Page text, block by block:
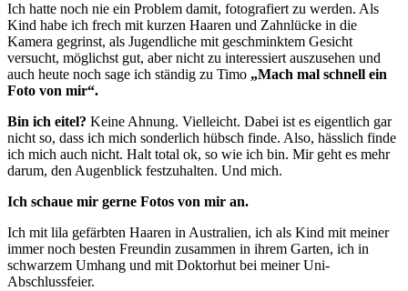
Ich hatte noch nie ein Problem damit, fotografiert zu werden. Als
Kind habe ich frech mit kurzen Haaren und Zahnlücke in die
Kamera gegrinst, als Jugendliche mit geschminktem Gesicht
versucht, möglichst gut, aber nicht zu interessiert auszusehen und
auch heute noch sage ich ständig zu Timo „Mach mal schnell ein
Foto von mir“.
Bin ich eitel? Keine Ahnung. Vielleicht. Dabei ist es eigentlich gar
nicht so, dass ich mich sonderlich hübsch finde. Also, hässlich finde
ich mich auch nicht. Halt total ok, so wie ich bin. Mir geht es mehr
darum, den Augenblick festzuhalten. Und mich.
Ich schaue mir gerne Fotos von mir an.
Ich mit lila gefärbten Haaren in Australien, ich als Kind mit meiner
immer noch besten Freundin zusammen in ihrem Garten, ich in
schwarzem Umhang und mit Doktorhut bei meiner Uni-
Abschlussfeier.